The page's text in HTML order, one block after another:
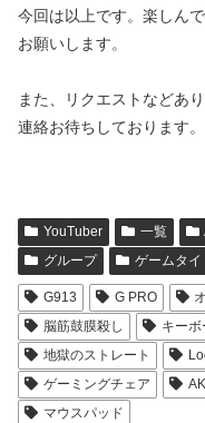
今回は以上です。楽しん
お願いします。
また、リクエストなどあ
連絡お待ちしております。
YouTuber 一覧
グループ
ゲームタイ
G913 G PRO
脳筋鼓膜殺し
キーボ
地獄のストレート
ゲーミングチェア
マウスパッド